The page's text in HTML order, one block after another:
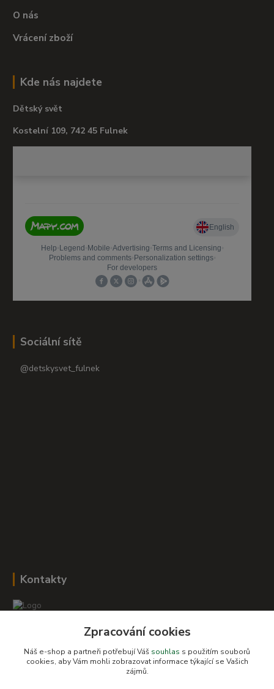
O nás
Vrácení zboží
Kde nás najdete
Dětský svět
Kostelní 109, 742 45 Fulnek
Sociální sítě
@detskysvet_fulnek
Kontakty
+420 604 278 943
obchod-detskysvet@seznam.cz
Zpracování cookies
Náš e-shop a partneři potřebují Váš souhlas s použitím souborů
cookies, aby Vám mohli zobrazovat informace týkající se Vašich
zájmů.